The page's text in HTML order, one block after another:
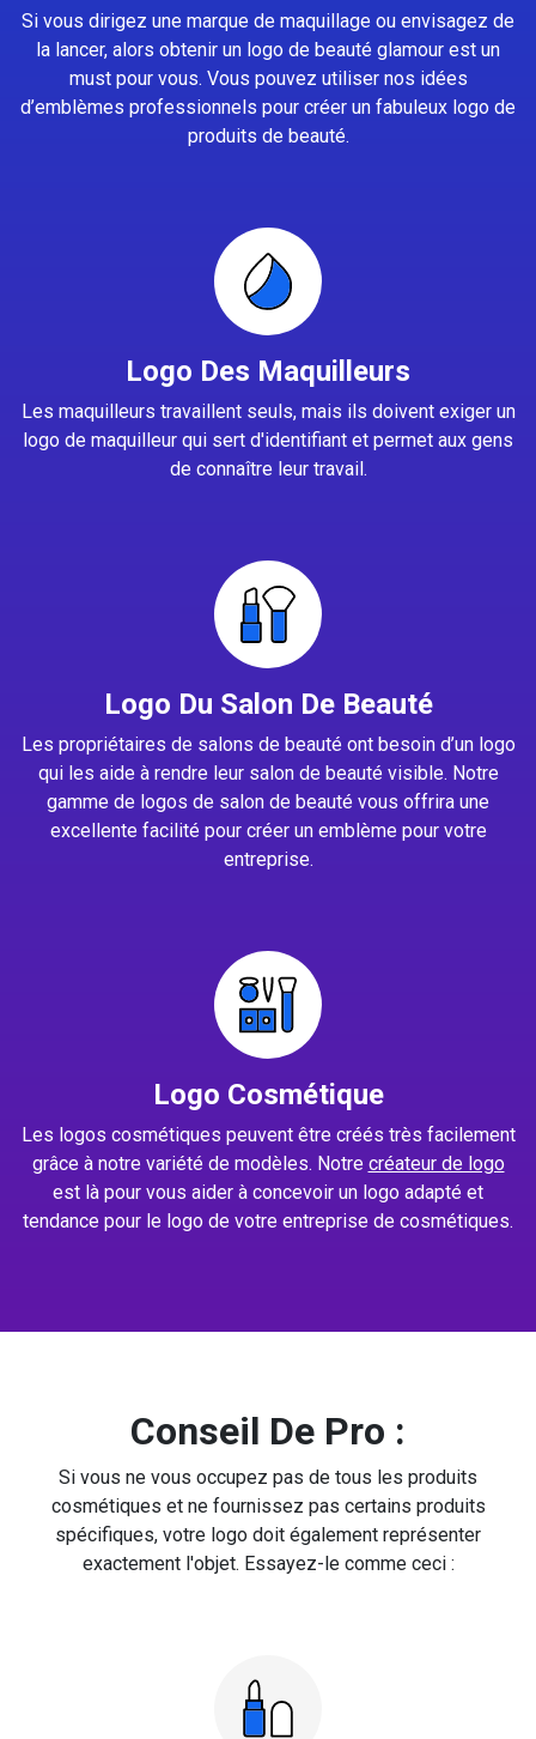
Si vous dirigez une marque de maquillage ou envisagez de
la lancer, alors obtenir un logo de beauté glamour est un
must pour vous. Vous pouvez utiliser nos idées
d’emblèmes professionnels pour créer un fabuleux logo de
produits de beauté.
Logo Des Maquilleurs
Les maquilleurs travaillent seuls, mais ils doivent exiger un
logo de maquilleur qui sert d'identifiant et permet aux gens
de connaître leur travail.
Logo Du Salon De Beauté
Les propriétaires de salons de beauté ont besoin d’un logo
qui les aide à rendre leur salon de beauté visible. Notre
gamme de logos de salon de beauté vous offrira une
excellente facilité pour créer un emblème pour votre
entreprise.
Logo Cosmétique
Les logos cosmétiques peuvent être créés très facilement
grâce à notre variété de modèles. Notre créateur de logo
est là pour vous aider à concevoir un logo adapté et
tendance pour le logo de votre entreprise de cosmétiques.
Conseil De Pro :
Si vous ne vous occupez pas de tous les produits
cosmétiques et ne fournissez pas certains produits
spécifiques, votre logo doit également représenter
exactement l'objet. Essayez-le comme ceci :